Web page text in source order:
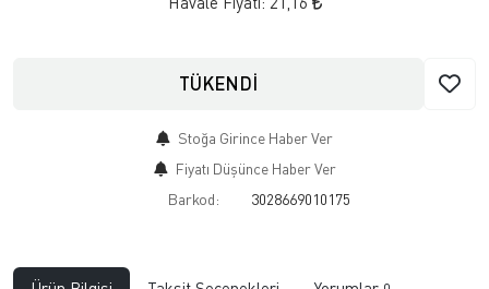
TÜKENDİ
Stoğa Girince Haber Ver
Fiyatı Düşünce Haber Ver
Barkod:
3028669010175